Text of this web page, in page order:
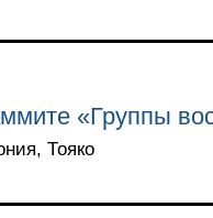
«Группы
Тояко